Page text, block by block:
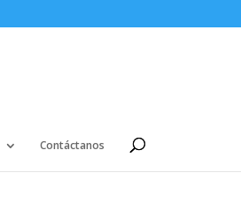
Contáctanos